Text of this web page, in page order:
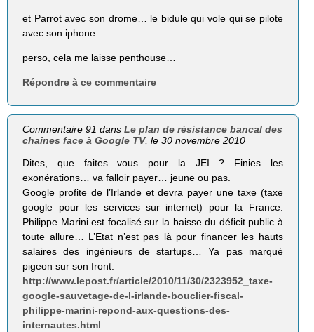
et Parrot avec son drome… le bidule qui vole qui se pilote
avec son iphone…
perso, cela me laisse penthouse…
Répondre à ce commentaire
Commentaire 91 dansLe plan de résistance bancal des
chaines face à Google TV, le 30 novembre 2010
Dites, que faites vous pour la JEI ? Finies les
exonérations… va falloir payer… jeune ou pas.
Google profite de l’Irlande et devra payer une taxe (taxe
google pour les services sur internet) pour la France.
Philippe Marini est focalisé sur la baisse du déficit public à
toute allure… L’Etat n’est pas là pour financer les hauts
salaires des ingénieurs de startups… Ya pas marqué
pigeon sur son front.
http://www.lepost.fr/article/2010/11/30/2323952_taxe-
google-sauvetage-de-l-irlande-bouclier-fiscal-
philippe-marini-repond-aux-questions-des-
internautes.html